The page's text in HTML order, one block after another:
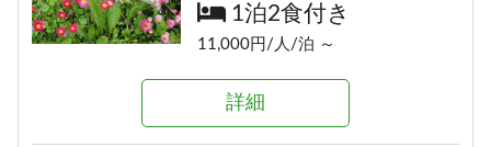
1泊2食付き
11,000円/人/泊 ～
詳細